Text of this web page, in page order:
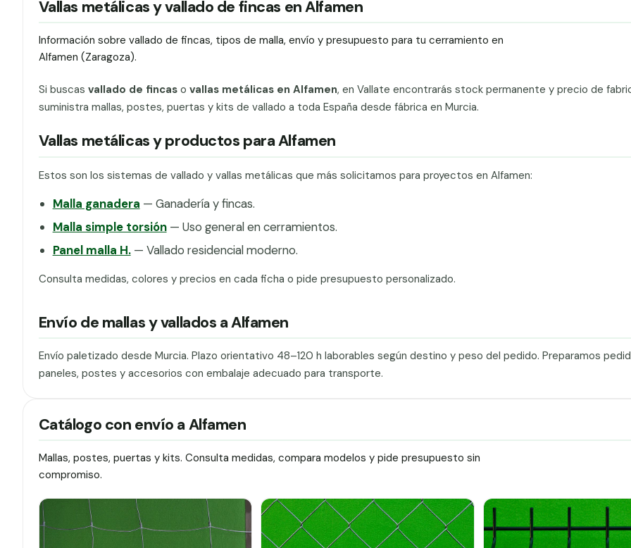
Vallas metálicas y vallado de fincas en Alfamen
Información sobre vallado de fincas, tipos de malla, envío y presupuesto para tu cerramiento en
Alfamen (Zaragoza).
Si buscas vallado de fincaso vallas metálicas en Alfamen, en Vallate encontrarás stock permanente y precio de
suministra mallas, postes, puertas y kits de vallado a toda España desde fábrica en Murcia.
Vallas metálicas y productos para Alfamen
Estos son los sistemas de vallado y vallas metálicas que más solicitamos para proyectos en Alfamen:
Malla ganadera — Ganadería y fincas.
Malla simple torsión— Uso general en cerramientos.
Panel malla H.— Vallado residencial moderno.
Consulta medidas, colores y precios en cada ficha o pide presupuesto personalizado.
Envío de mallas y vallados a Alfamen
Envío paletizado desde Murcia. Plazo orientativo 48–120 h laborables según destino y peso del pedido. Preparamos
paneles, postes y accesorios con embalaje adecuado para transporte.
Catálogo con envío a Alfamen
Mallas, postes, puertas y kits. Consulta medidas, compara modelos y pide presupuesto sin
compromiso.